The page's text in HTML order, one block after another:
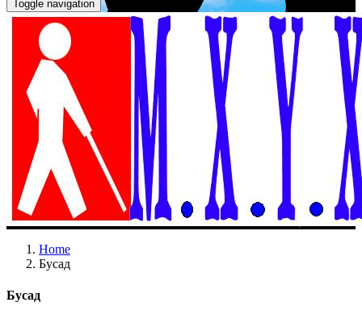
Toggle navigation
Home
Бусад
Бусад